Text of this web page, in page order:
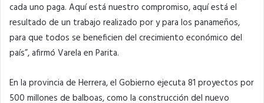
cada uno paga. Aquí está nuestro compromiso, aquí está el
resultado de un trabajo realizado por y para los panameños,
para que todos se beneficien del crecimiento económico del
país”, afirmó Varela en Parita.
En la provincia de Herrera, el Gobierno ejecuta 81 proyectos por
500 millones de balboas, como la construcción del nuevo